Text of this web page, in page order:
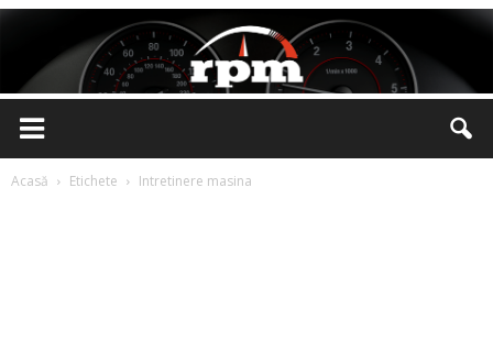
Acasă Etichete Intretinere masina